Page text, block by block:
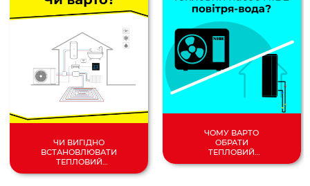
ЧИ ВИГІДНО
ВСТАНОВЛЮВАТИ
ТЕПЛОВИЙ
НАСОС У 2024
ЧОМУ ВАРТО
ОБРАТИ
ТЕПЛОВИЙ